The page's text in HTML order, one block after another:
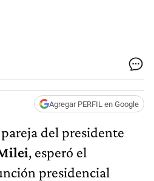
Agregar PERFIL en Google
pareja del presidente
, esperó el
presidencial